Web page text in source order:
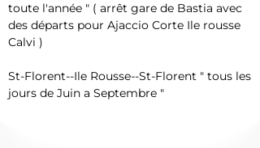
toute l'année " ( arrêt gare de Bastia avec
des départs pour Ajaccio Corte Ile rousse
Calvi )
St-Florent--Ile Rousse--St-Florent " tous les
jours de Juin a Septembre "